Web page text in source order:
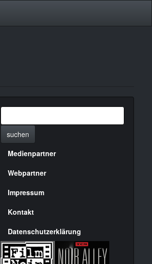
suchen
Menülinks
rechte
Seite
Medienpartner
Webpartner
Impressum
Kontakt
Datenschutzerklärung